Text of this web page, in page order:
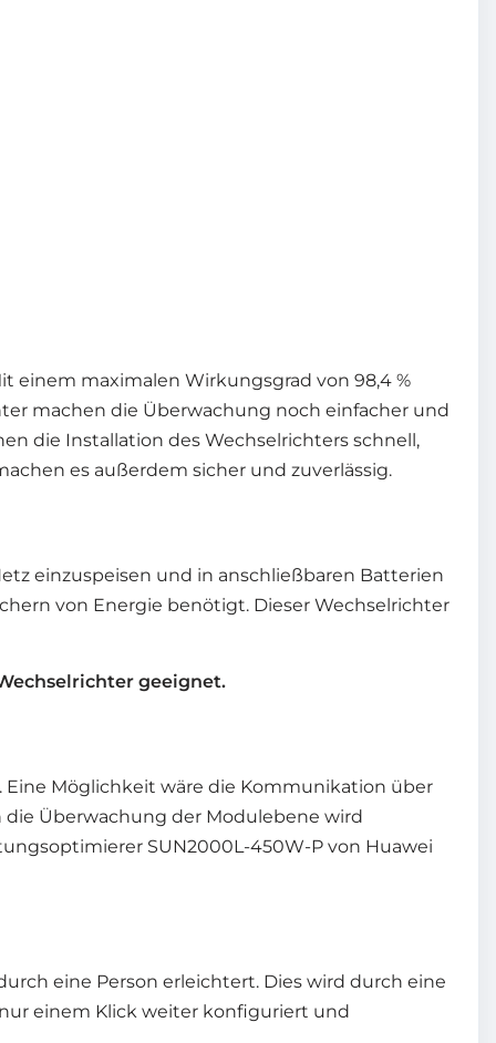
einem maximalen Wirkungsgrad von 98,4 %
machen die Überwachung noch einfacher und
die Installation des Wechselrichters schnell,
es außerdem sicher und zuverlässig.
einzuspeisen und in anschließbaren Batterien
von Energie benötigt. Dieser Wechselrichter
geeignet.
Möglichkeit wäre die Kommunikation über
die Überwachung der Modulebene wird
SUN2000L-450W-P von Huawei
eine Person erleichtert. Dies wird durch eine
einem Klick weiter konfiguriert und